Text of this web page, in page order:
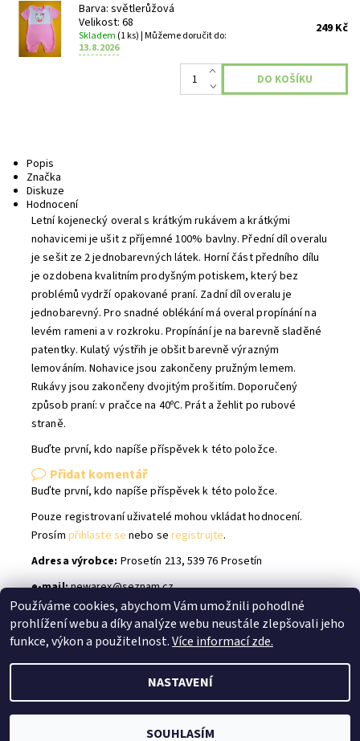
Barva: světlerůžová
Velikost: 68
Skladem (1 ks)| Můžeme doručit do:
13.8.2026
249 Kč
Popis
Značka
Diskuze
Hodnocení
Letní kojenecký overal s krátkým rukávem a krátkými
nohavicemi je ušit z příjemné 100% bavlny. Přední díl overalu
je sešit ze 2 jednobarevných látek. Horní část předního dílu
je ozdobena kvalitním prodyšným potiskem, který bez
problémů vydrží opakované praní. Zadní díl overalu je
jednobarevný. Pro snadné oblékání má overal propínání na
levém rameni a v rozkroku. Propínání je na barevně sladěné
patentky. Kulatý výstřih je obšit barevně výrazným
lemováním. Nohavice jsou zakončeny pružným lemem.
Rukávy jsou zakončeny dvojitým prošitím. Doporučený
způsob praní: v pračce na 40ᵒC. Prát a žehlit po rubové
straně.
Buďte první, kdo napíše příspěvek k této položce.
Přidat komentář
Buďte první, kdo napíše příspěvek k této položce.
Pouze registrovaní uživatelé mohou vkládat hodnocení.
Prosím přihlaste se nebo se registrujte.
Adresa výrobce: Prosetín 213, 539 76 Prosetín
e-mail:newarex@seznam.cz
Shoptet.cz | facebook Bílé Slůně | Instagram Bílé Slůně
2026 © Bílé Slůně, všechna práva vyhrazena
Vytvořil Shoptet
Používáme cookies, abychom Vám umožnili pohodlné
prohlížení webu a díky analýze webu neustále zlepšovali jeho
funkce, výkon a použitelnost.Více informací zde.
NASTAVENÍ
SOUHLASÍM